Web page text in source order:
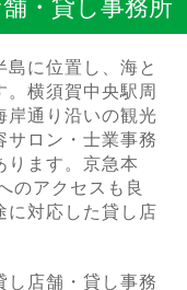
・貸し事務所
に位置し、海と
横須賀中央駅周
岸通り沿いの観光
サロン・士業事務
ります。京急本
のアクセスも良
に対応した貸し店
し店舗・貸し事務